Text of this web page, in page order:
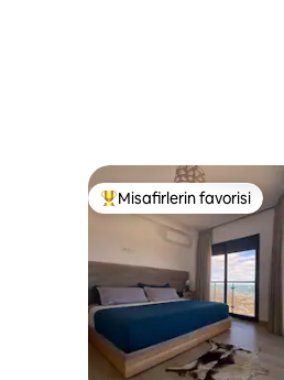
Misafirlerin
Misafirlerin favorisi